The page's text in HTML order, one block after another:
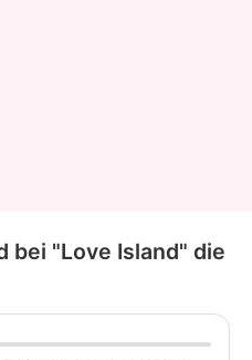
bei "Love Island" die